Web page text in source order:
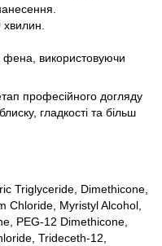
використовуючи
професійного догляду
гладкості та більш
Triglyceride, Dimethicone,
Chloride, Myristyl Alcohol,
PEG-12 Dimethicone,
Trideceth-12,